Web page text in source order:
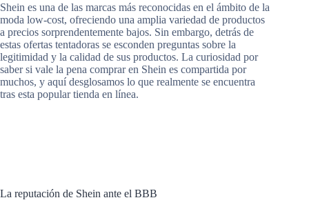
Shein es una de las marcas más reconocidas en el ámbito de la
moda low-cost, ofreciendo una amplia variedad de productos
a precios sorprendentemente bajos. Sin embargo, detrás de
estas ofertas tentadoras se esconden preguntas sobre la
legitimidad y la calidad de sus productos. La curiosidad por
saber si vale la pena comprar en Shein es compartida por
muchos, y aquí desglosamos lo que realmente se encuentra
tras esta popular tienda en línea.
La reputación de Shein ante el BBB